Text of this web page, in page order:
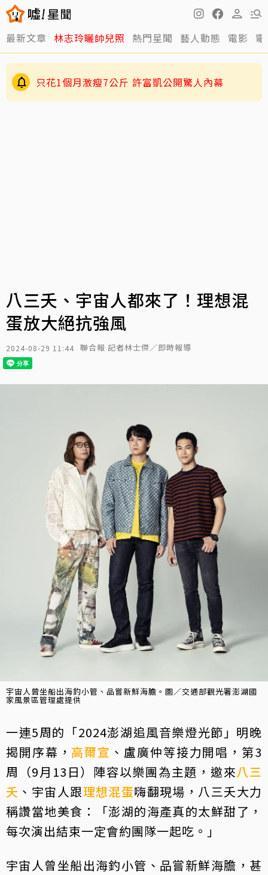
最新文章 林志玲曬帥兒照 熱門星聞 藝人動態 電影
只花1個月激瘦7公斤 許富凱公開驚人內幕
八三夭、宇宙人都來了！理想混
蛋放大絕抗強風
2024-08-29 11:44 聯合報 記者林士傑／即時報導
宇宙人曾坐船出海釣小管、品嘗新鮮海膽。圖／交通部觀光署澎湖國
家風景區管理處提供
一連5周的「2024澎湖追風音樂燈光節」明晚
揭開序幕， 高爾宣 、盧廣仲等接力開唱，第3
周（9月13日）陣容以樂團為主題，邀來八三
夭 、宇宙人跟理想混蛋嗨翻現場，八三夭大力
稱讚當地美食：「澎湖的海產真的太鮮甜了，
每次演出結束一定會約團隊一起吃。」
宇宙人曾坐船出海釣小管、品嘗新鮮海膽，甚